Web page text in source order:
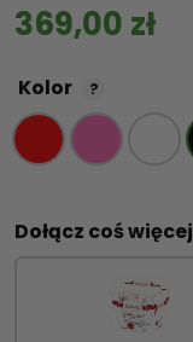
369,00 zł
Kolor ?
Dołącz coś więcej